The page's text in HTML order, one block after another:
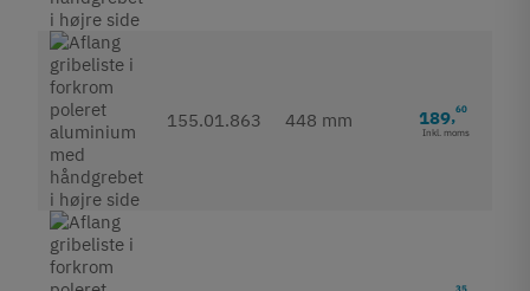
155.01.863 448 mm 189,60
Inkl. moms